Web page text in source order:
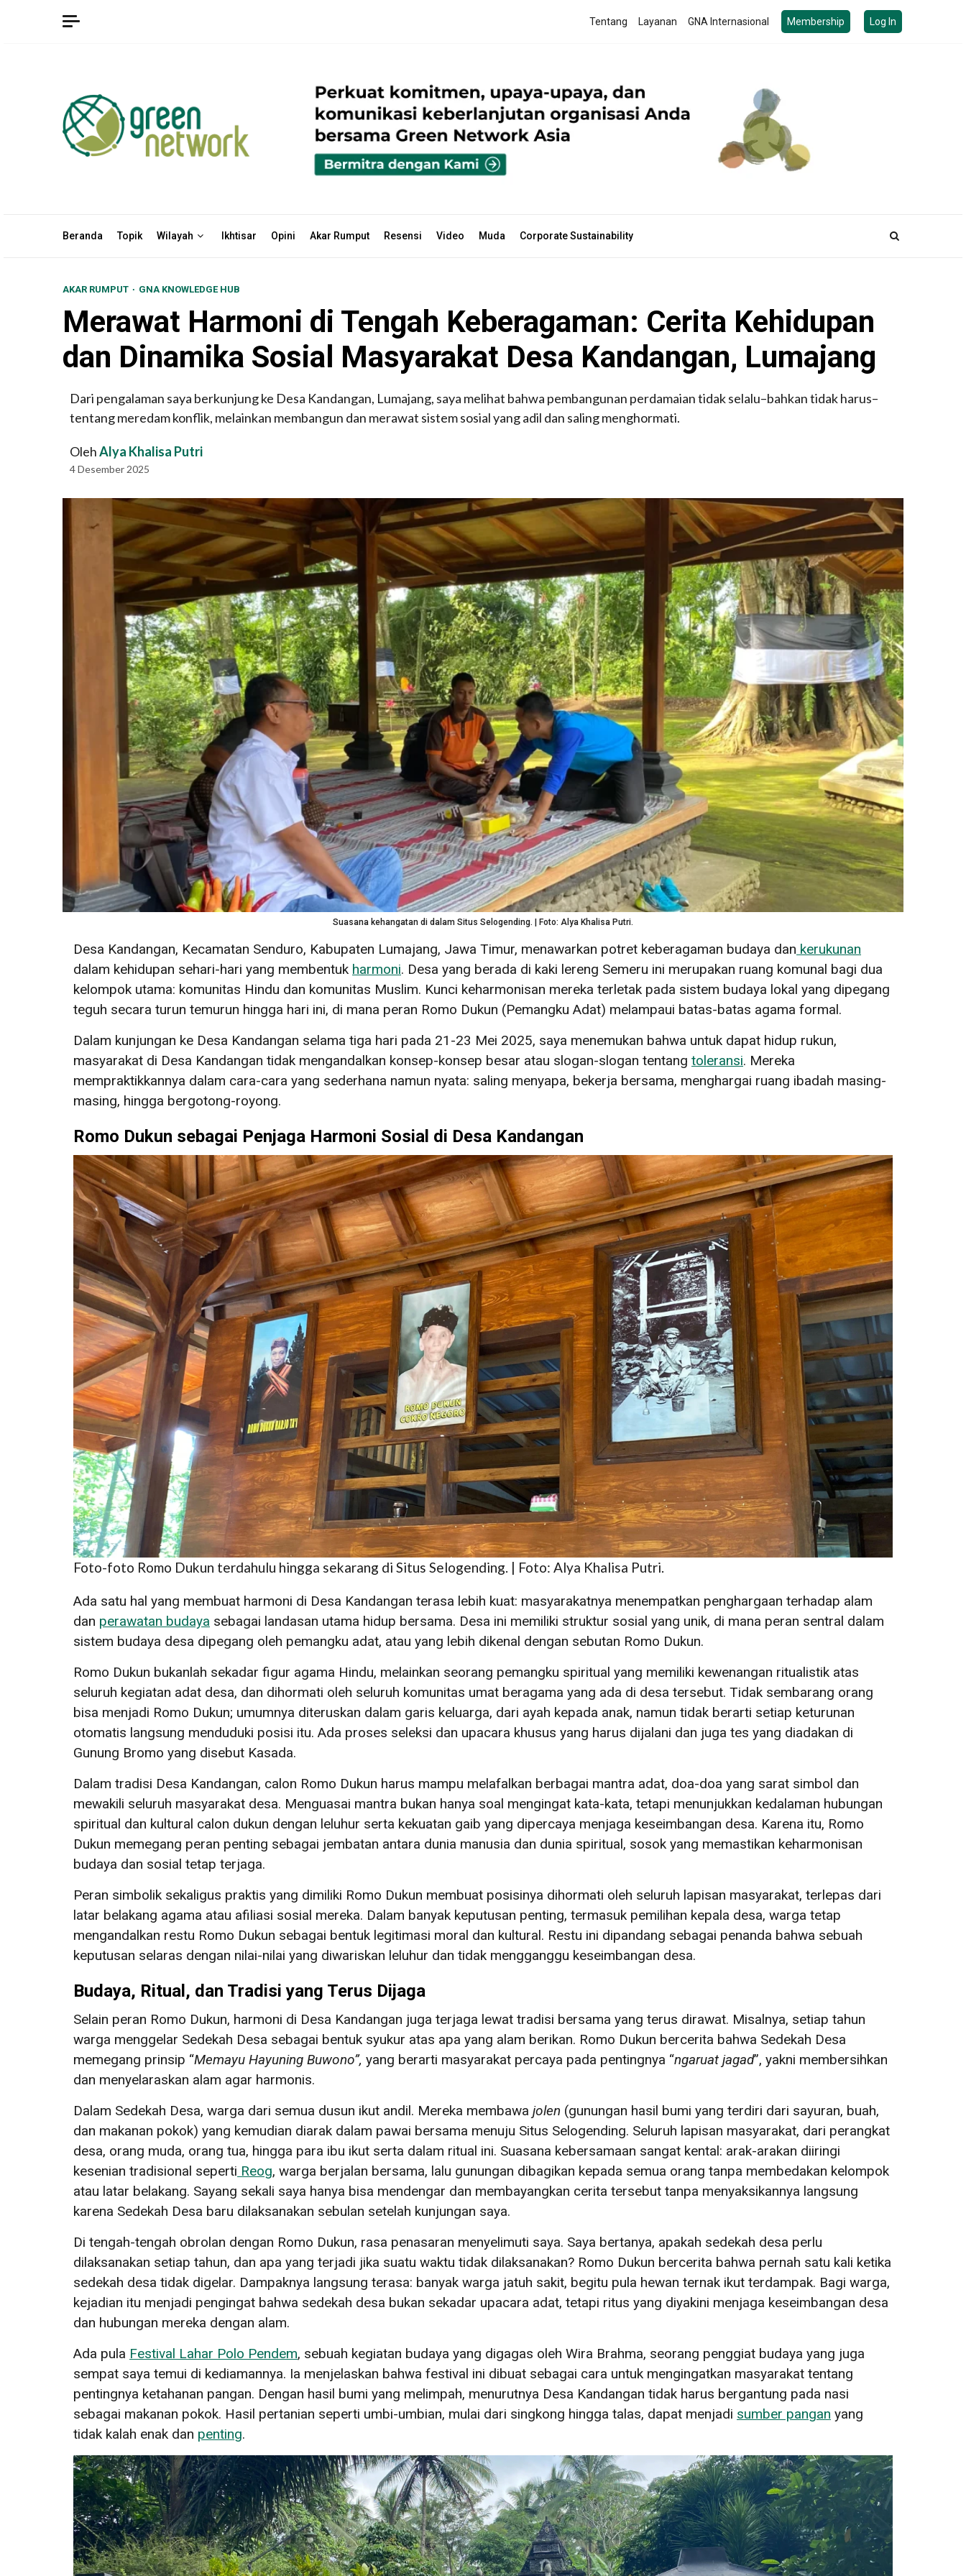
Tentang Layanan GNA Internasional Membership Log In
Beranda Topik Wilayah Ikhtisar Opini Akar Rumput Resensi Video Muda Corporate Sustainability
AKAR RUMPUT GNA KNOWLEDGE HUB
Merawat Harmoni di Tengah Keberagaman: Cerita Kehidupan
dan Dinamika Sosial Masyarakat Desa Kandangan, Lumajang
Dari pengalaman saya berkunjung ke Desa Kandangan, Lumajang, saya melihat bahwa pembangunan perdamaian tidak selalu–bahkan tidak harus–
tentang meredam konflik, melainkan membangun dan merawat sistem sosial yang adil dan saling menghormati.
OlehAlya Khalisa Putri
4 Desember 2025
Suasana kehangatan di dalam Situs Selogending. | Foto: Alya Khalisa Putri.
Desa Kandangan, Kecamatan Senduro, Kabupaten Lumajang, Jawa Timur, menawarkan potret keberagaman budaya dan kerukunan
dalam kehidupan sehari-hari yang membentuk harmoni. Desa yang berada di kaki lereng Semeru ini merupakan ruang komunal bagi dua
kelompok utama: komunitas Hindu dan komunitas Muslim. Kunci keharmonisan mereka terletak pada sistem budaya lokal yang dipegang
teguh secara turun temurun hingga hari ini, di mana peran Romo Dukun (Pemangku Adat) melampaui batas-batas agama formal.
Dalam kunjungan ke Desa Kandangan selama tiga hari pada 21-23 Mei 2025, saya menemukan bahwa untuk dapat hidup rukun,
masyarakat di Desa Kandangan tidak mengandalkan konsep-konsep besar atau slogan-slogan tentang toleransi. Mereka
mempraktikkannya dalam cara-cara yang sederhana namun nyata: saling menyapa, bekerja bersama, menghargai ruang ibadah masing-
masing, hingga bergotong-royong.
Romo Dukun sebagai Penjaga Harmoni Sosial di Desa Kandangan
Foto-foto Romo Dukun terdahulu hingga sekarang di Situs Selogending. | Foto: Alya Khalisa Putri.
Ada satu hal yang membuat harmoni di Desa Kandangan terasa lebih kuat: masyarakatnya menempatkan penghargaan terhadap alam
dan perawatan budaya sebagai landasan utama hidup bersama. Desa ini memiliki struktur sosial yang unik, di mana peran sentral dalam
sistem budaya desa dipegang oleh pemangku adat, atau yang lebih dikenal dengan sebutan Romo Dukun.
Romo Dukun bukanlah sekadar figur agama Hindu, melainkan seorang pemangku spiritual yang memiliki kewenangan ritualistik atas
seluruh kegiatan adat desa, dan dihormati oleh seluruh komunitas umat beragama yang ada di desa tersebut. Tidak sembarang orang
bisa menjadi Romo Dukun; umumnya diteruskan dalam garis keluarga, dari ayah kepada anak, namun tidak berarti setiap keturunan
otomatis langsung menduduki posisi itu. Ada proses seleksi dan upacara khusus yang harus dijalani dan juga tes yang diadakan di
Gunung Bromo yang disebut Kasada.
Dalam tradisi Desa Kandangan, calon Romo Dukun harus mampu melafalkan berbagai mantra adat, doa-doa yang sarat simbol dan
mewakili seluruh masyarakat desa. Menguasai mantra bukan hanya soal mengingat kata-kata, tetapi menunjukkan kedalaman hubungan
spiritual dan kultural calon dukun dengan leluhur serta kekuatan gaib yang dipercaya menjaga keseimbangan desa. Karena itu, Romo
Dukun memegang peran penting sebagai jembatan antara dunia manusia dan dunia spiritual, sosok yang memastikan keharmonisan
budaya dan sosial tetap terjaga.
Peran simbolik sekaligus praktis yang dimiliki Romo Dukun membuat posisinya dihormati oleh seluruh lapisan masyarakat, terlepas dari
latar belakang agama atau afiliasi sosial mereka. Dalam banyak keputusan penting, termasuk pemilihan kepala desa, warga tetap
mengandalkan restu Romo Dukun sebagai bentuk legitimasi moral dan kultural. Restu ini dipandang sebagai penanda bahwa sebuah
keputusan selaras dengan nilai-nilai yang diwariskan leluhur dan tidak mengganggu keseimbangan desa.
Budaya, Ritual, dan Tradisi yang Terus Dijaga
Selain peran Romo Dukun, harmoni di Desa Kandangan juga terjaga lewat tradisi bersama yang terus dirawat. Misalnya, setiap tahun
warga menggelar Sedekah Desa sebagai bentuk syukur atas apa yang alam berikan. Romo Dukun bercerita bahwa Sedekah Desa
memegang prinsip “Memayu Hayuning Buwono”, yang berarti masyarakat percaya pada pentingnya “ngaruat jagad”, yakni membersihkan
dan menyelaraskan alam agar harmonis.
Dalam Sedekah Desa, warga dari semua dusun ikut andil. Mereka membawa jolen (gunungan hasil bumi yang terdiri dari sayuran, buah,
dan makanan pokok) yang kemudian diarak dalam pawai bersama menuju Situs Selogending. Seluruh lapisan masyarakat, dari perangkat
desa, orang muda, orang tua, hingga para ibu ikut serta dalam ritual ini. Suasana kebersamaan sangat kental: arak-arakan diiringi
kesenian tradisional seperti Reog, warga berjalan bersama, lalu gunungan dibagikan kepada semua orang tanpa membedakan kelompok
atau latar belakang. Sayang sekali saya hanya bisa mendengar dan membayangkan cerita tersebut tanpa menyaksikannya langsung
karena Sedekah Desa baru dilaksanakan sebulan setelah kunjungan saya.
Di tengah-tengah obrolan dengan Romo Dukun, rasa penasaran menyelimuti saya. Saya bertanya, apakah sedekah desa perlu
dilaksanakan setiap tahun, dan apa yang terjadi jika suatu waktu tidak dilaksanakan? Romo Dukun bercerita bahwa pernah satu kali ketika
sedekah desa tidak digelar. Dampaknya langsung terasa: banyak warga jatuh sakit, begitu pula hewan ternak ikut terdampak. Bagi warga,
kejadian itu menjadi pengingat bahwa sedekah desa bukan sekadar upacara adat, tetapi ritus yang diyakini menjaga keseimbangan desa
dan hubungan mereka dengan alam.
Ada pula Festival Lahar Polo Pendem, sebuah kegiatan budaya yang digagas oleh Wira Brahma, seorang penggiat budaya yang juga
sempat saya temui di kediamannya. Ia menjelaskan bahwa festival ini dibuat sebagai cara untuk mengingatkan masyarakat tentang
pentingnya ketahanan pangan. Dengan hasil bumi yang melimpah, menurutnya Desa Kandangan tidak harus bergantung pada nasi
sebagai makanan pokok. Hasil pertanian seperti umbi-umbian, mulai dari singkong hingga talas, dapat menjadi sumber pangan yang
tidak kalah enak dan penting.